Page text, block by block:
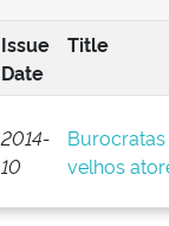
Issue
Date
Title
2014-
10
velhos